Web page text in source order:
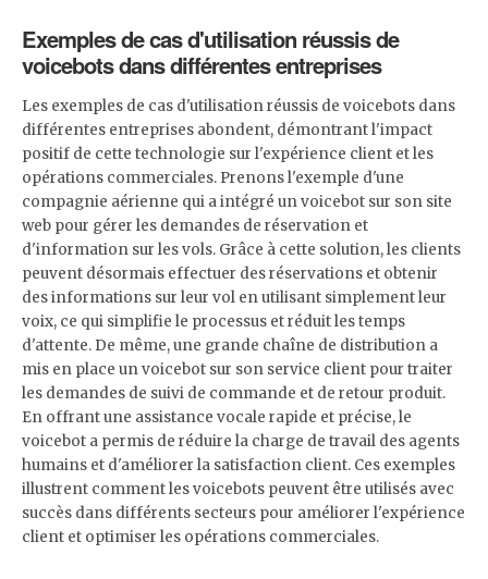
Exemples de cas d'utilisation réussis de
voicebots dans différentes entreprises
Les exemples de cas d'utilisation réussis de voicebots dans
différentes entreprises abondent, démontrant l'impact
positif de cette technologie sur l'expérience client et les
opérations commerciales. Prenons l'exemple d'une
compagnie aérienne qui a intégré un voicebot sur son site
web pour gérer les demandes de réservation et
d'information sur les vols. Grâce à cette solution, les clients
peuvent désormais effectuer des réservations et obtenir
des informations sur leur vol en utilisant simplement leur
voix, ce qui simplifie le processus et réduit les temps
d'attente. De même, une grande chaîne de distribution a
mis en place un voicebot sur son service client pour traiter
les demandes de suivi de commande et de retour produit.
En offrant une assistance vocale rapide et précise, le
voicebot a permis de réduire la charge de travail des agents
humains et d'améliorer la satisfaction client. Ces exemples
illustrent comment les voicebots peuvent être utilisés avec
succès dans différents secteurs pour améliorer l'expérience
client et optimiser les opérations commerciales.